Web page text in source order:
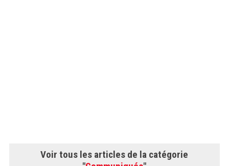
Voir tous les articles de la catégorie